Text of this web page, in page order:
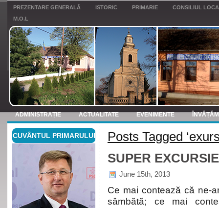
PREZENTARE GENERALĂ ISTORIC PRIMARIE
CONSILIUL
M.O.L
ADMINISTRAȚIE ACTUALITATE EVENIMENTE
ANUNTURI
CUVÂNTUL PRIMARULUI
Posts Tagged
SUPER
June 15th, 2013
Ce mai contează că ne-
sâmbătă; ce mai